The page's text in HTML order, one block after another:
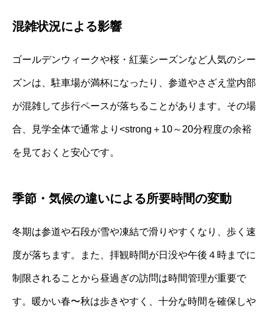
混雑状況による影響
ゴールデンウィークや桜・紅葉シーズンなど人気のシー
ズンは、駐車場が満杯になったり、参道やさざえ堂内部
が混雑して歩行ペースが落ちることがあります。その場
合、見学全体で通常より<strong＋10～20分程度の余裕
を見ておくと安心です。
季節・気候の違いによる所要時間の変動
冬期は参道や石段が雪や凍結で滑りやすくなり、歩く速
度が落ちます。また、拝観時間が日没や午後４時までに
制限されることから昼過ぎの訪問は時間管理が重要で
す。暖かい春〜秋は歩きやすく、十分な時間を確保しや